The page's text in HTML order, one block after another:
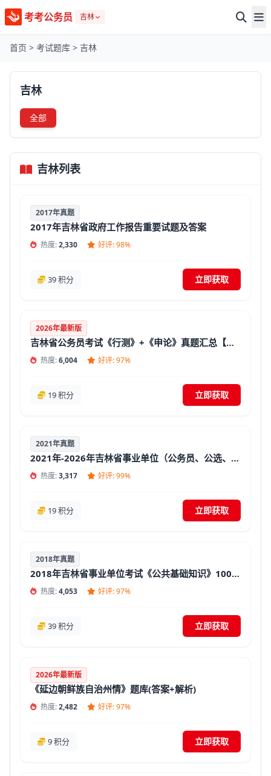
考考公务员 吉林
首页 > 考试题库 > 吉林
吉林
全部
吉林列表
2017年真题
2017年吉林省政府工作报告重要试题及答案
热度:2,330 好评: 98%
39 积分 立即获取
2026年最新版
吉林省公务员考试《行测》+《申论》真题汇总【答案+解析】
热度:6,004 好评: 97%
19 积分 立即获取
2021年真题
2021年-2026年吉林省事业单位（公务员、公选、遴选、三支一扶等）招聘考试面试真题精选及答案【汇总】
热度:3,317 好评: 99%
19 积分 立即获取
2018年真题
2018年吉林省事业单位考试《公共基础知识》1000题【必考题库】
热度:4,053 好评: 97%
39 积分 立即获取
2026年最新版
《延边朝鲜族自治州情》题库(答案+解析)
热度:2,482 好评: 97%
9 积分 立即获取